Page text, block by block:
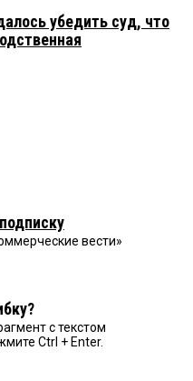
убедить суд, что
вести»
с текстом
Ctrl + Enter.